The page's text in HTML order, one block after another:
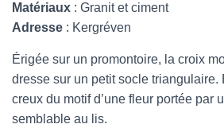
Matériaux : Granit et ciment
Adresse : Kergréven
Érigée sur un promontoire, la croix
dresse sur un petit socle triangulaire.
creux du motif d’une fleur portée par
semblable au lis.